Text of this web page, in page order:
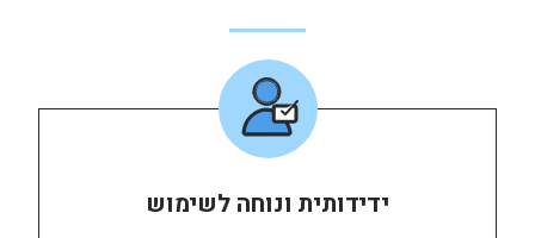
ידידותית ונוחה לשימוש